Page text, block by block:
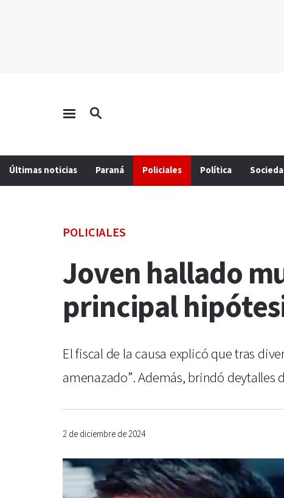
Últimas noticias Paraná Policiales Política
POLICIALES
Joven hallado
principal
El fiscal de la causa explicó que tras
amenazado”. Además, brindó
2 de diciembre de 2024